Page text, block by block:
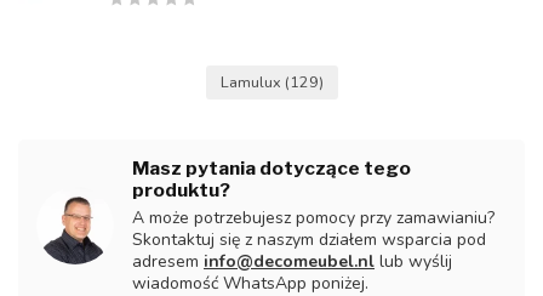
Lamulux (129)
Masz pytania dotyczące tego
produktu?
A może potrzebujesz pomocy przy zamawianiu?
Skontaktuj się z naszym działem wsparcia pod
adresem info@decomeubel.nl lub wyślij
wiadomość WhatsApp poniżej.